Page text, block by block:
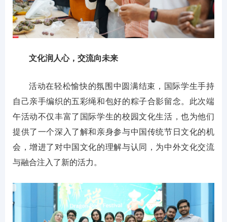
文化润人心，交流向未来
活动在轻松愉快的氛围中圆满结束，国际学生手持
自己亲手编织的五彩绳和包好的粽子合影留念。此次端
午活动不仅丰富了国际学生的校园文化生活，也为他们
提供了一个深入了解和亲身参与中国传统节日文化的机
会，增进了对中国文化的理解与认同，为中外文化交流
与融合注入了新的活力。